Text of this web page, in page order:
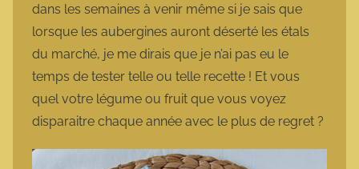
dans les semaines à venir même si je sais que
lorsque les aubergines auront déserté les étals
du marché, je me dirais que je n’ai pas eu le
temps de tester telle ou telle recette ! Et vous
quel votre légume ou fruit que vous voyez
disparaitre chaque année avec le plus de regret ?